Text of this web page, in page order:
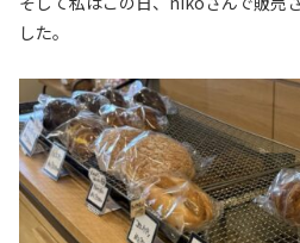
した。